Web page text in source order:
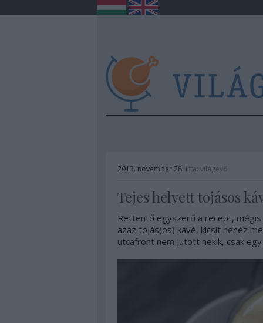
2013. november 28. írta: világevő
Tejes helyett tojásos
Rettentő egyszerű a recept,
azaz tojás(os) kávé, kicsit nehéz
utcafront nem jutott nekik, csak